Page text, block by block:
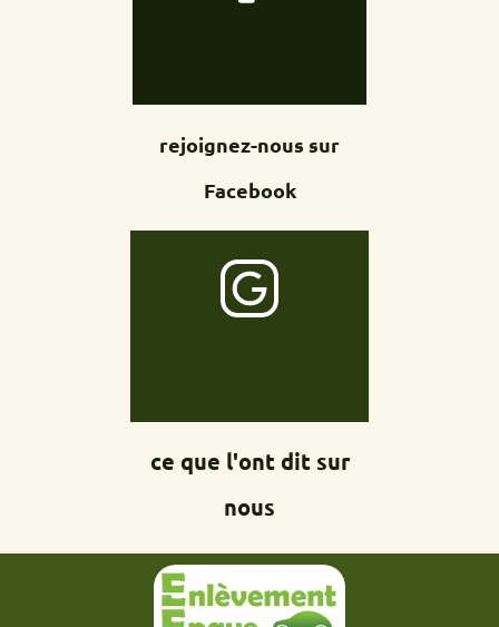
rejoignez-nous sur
Facebook
ce que l'ont dit sur
nous